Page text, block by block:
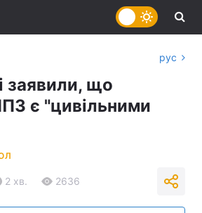
рус
заявили, що
є "цивільними
2 хв. 2636